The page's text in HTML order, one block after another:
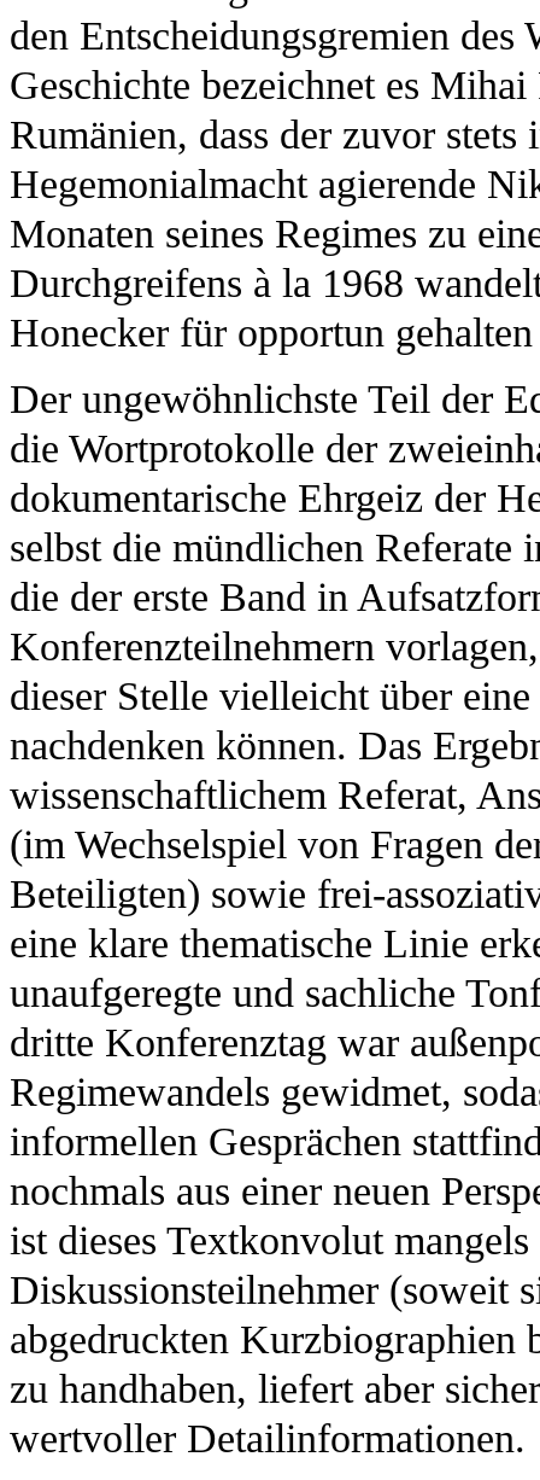
den Entscheidungsgremien des
Geschichte bezeichnet es
Rumänien, dass der zuvor
Hegemonialmacht agierende
Monaten seines Regimes zu
Durchgreifens à la 1968
Honecker für opportun
Der ungewöhnlichste Teil der
die Wortprotokolle der
dokumentarische Ehrgeiz der
selbst die mündlichen
die der erste Band in
Konferenzteilnehmern
dieser Stelle vielleicht über
nachdenken können. Das
wissenschaftlichem Referat,
(im Wechselspiel von Fragen
Beteiligten) sowie frei-
eine klare thematische Linie
unaufgeregte und sachliche
dritte Konferenztag war
Regimewandels gewidmet,
informellen Gesprächen
nochmals aus einer neuen
ist dieses Textkonvolut
Diskussionsteilnehmer (soweit
abgedruckten Kurzbiographien
zu handhaben, liefert aber
wertvoller Detailinformationen.